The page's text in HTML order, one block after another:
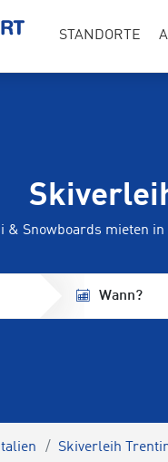
STANDORTE
& Snowboards mieten
Wann?
Skiverleih